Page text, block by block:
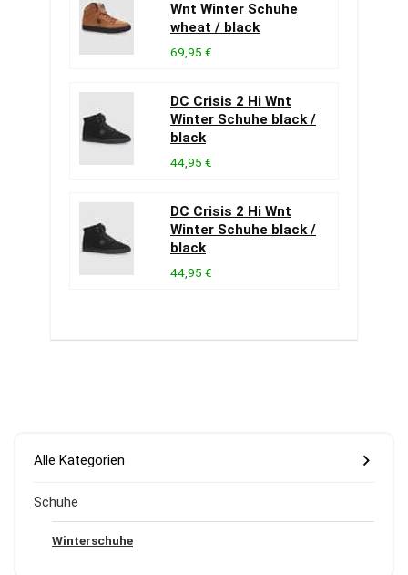
Wnt Winter Schuhe
wheat / black
69,95 €
DC Crisis 2 Hi Wnt
Winter Schuhe black /
black
44,95 €
DC Crisis 2 Hi Wnt
Winter Schuhe black /
black
44,95 €
Alle Kategorien
Schuhe
Winterschuhe